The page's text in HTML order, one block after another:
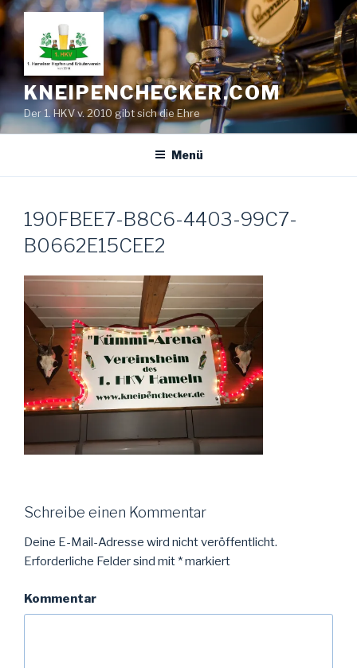
Zum
Inhalt
springen
KNEIPENCHECKER.COM
Der 1. HKV v. 2010 gibt sich die Ehre
Menü
190FBEE7-B8C6-4403-99C7-
B0662E15CEE2
Schreibe einen Kommentar
Deine E-Mail-Adresse wird nicht veröffentlicht.
Erforderliche Felder sind mit *markiert
Kommentar